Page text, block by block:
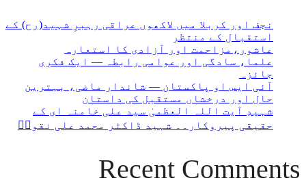
نجف اور کربلا میں لاکھوں عراقی رہبرِ شہید(رح) کے
استقبال کے منتظر
عاشور،مزاحمت اور آزادی کا استعارہ
علما، سادگی اور عوامی رابطہ — ایک فکری
جائزہ
آئی ایس او پاکستان — شاندار ماضی، بہترین
حال اور درخشاں مستقبل کی داستان
شہیدِ آیت اللہ العظمیٰ سید علی خامنہ ای کے
حقیقی پیروکار۔۔ شہید ڈاکٹر محمد علی نقویؒ
Recent Comments